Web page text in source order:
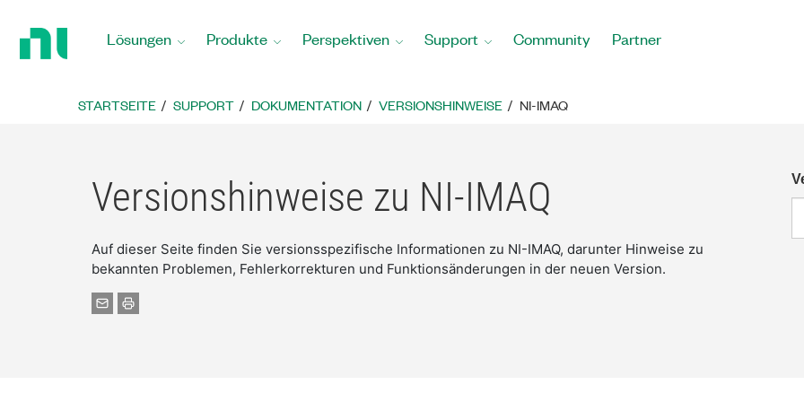
Startseite
Lösungen Produkte Perspektiven Support Community Partner
STARTSEITE SUPPORT DOKUMENTATION VERSIONSHINWEISE NI-IMAQ
Versionshinweise zu NI-IMAQ
Auf dieser Seite finden Sie versionsspezifische Informationen zu NI-IMAQ, darunter Hinweise zu
bekannten Problemen, Fehlerkorrekturen und Funktionsänderungen in der neuen Version.